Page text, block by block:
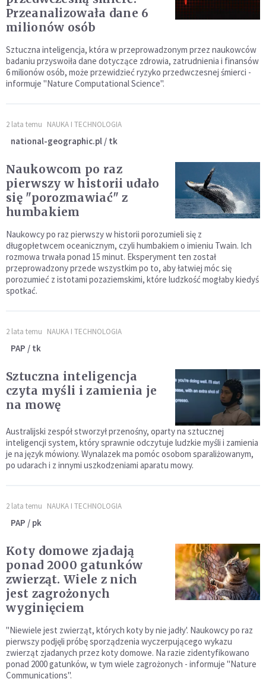
Przeanalizowała dane 6
milionów osób
Sztuczna inteligencja, która w przeprowadzonym przez naukowców
badaniu przyswoiła dane dotyczące zdrowia, zatrudnienia i finansów
6 milionów osób, może przewidzieć ryzyko przedwczesnej śmierci -
informuje "Nature Computational Science".
2 lata temu NAUKA I TECHNOLOGIA
national-geographic.pl / tk
Naukowcom po raz
pierwszy w historii udało
się "porozmawiać" z
humbakiem
Naukowcy po raz pierwszy w historii porozumieli się z
długopłetwcem oceanicznym, czyli humbakiem o imieniu Twain. Ich
rozmowa trwała ponad 15 minut. Eksperyment ten został
przeprowadzony przede wszystkim po to, aby łatwiej móc się
porozumieć z istotami pozaziemskimi, które ludzkość mogłaby kiedyś
spotkać.
2 lata temu NAUKA I TECHNOLOGIA
PAP / tk
Sztuczna inteligencja
czyta myśli i zamienia je
na mowę
Australijski zespół stworzył przenośny, oparty na sztucznej
inteligencji system, który sprawnie odczytuje ludzkie myśli i zamienia
je na język mówiony. Wynalazek ma pomóc osobom sparaliżowanym,
po udarach i z innymi uszkodzeniami aparatu mowy.
2 lata temu NAUKA I TECHNOLOGIA
PAP / pk
Koty domowe zjadają
ponad 2000 gatunków
zwierząt. Wiele z nich
jest zagrożonych
wyginięciem
"Niewiele jest zwierząt, których koty by nie jadły'. Naukowcy po raz
pierwszy podjęli próbę sporządzenia wyczerpującego wykazu
zwierząt zjadanych przez koty domowe. Na razie zidentyfikowano
ponad 2000 gatunków, w tym wiele zagrożonych - informuje "Nature
Communications".